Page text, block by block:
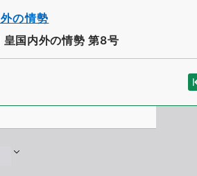
の情勢
皇国内外の情勢 第8号